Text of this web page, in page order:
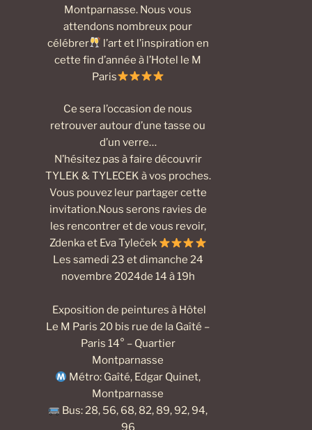
Montparnasse. Nous vous
attendons nombreux pour
célébrer
l’art et l’inspiration en
cette fin d’année à l’Hotel le M
Paris
Ce sera l’occasion de nous
retrouver autour d’une tasse ou
d’un verre…
N’hésitez pas à faire découvrir
TYLEK & TYLECEK à vos proches.
Vous pouvez leur partager cette
invitation.Nous serons ravies de
les rencontrer et de vous revoir,
Zdenka et Eva Tyleček
Les samedi 23 et dimanche 24
novembre 2024de 14 à 19h
Exposition de peintures à Hôtel
Le M Paris 20 bis rue de la Gaîté –
Paris 14° – Quartier
Montparnasse
Métro: Gaîté, Edgar Quinet,
Montparnasse
Bus: 28, 56, 68, 82, 89, 92, 94,
96